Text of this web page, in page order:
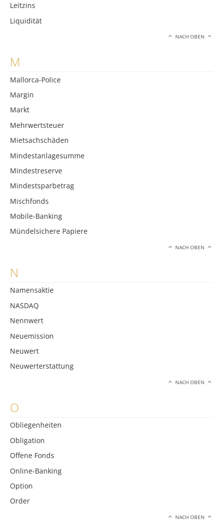
Leitzins
Liquidität
NACH OBEN
M
Mallorca-Police
Margin
Markt
Mehrwertsteuer
Mietsachschäden
Mindestanlagesumme
Mindestreserve
Mindestsparbetrag
Mischfonds
Mobile-Banking
Mündelsichere Papiere
NACH OBEN
N
Namensaktie
NASDAQ
Nennwert
Neuemission
Neuwert
Neuwerterstattung
NACH OBEN
O
Obliegenheiten
Obligation
Offene Fonds
Online-Banking
Option
Order
NACH OBEN